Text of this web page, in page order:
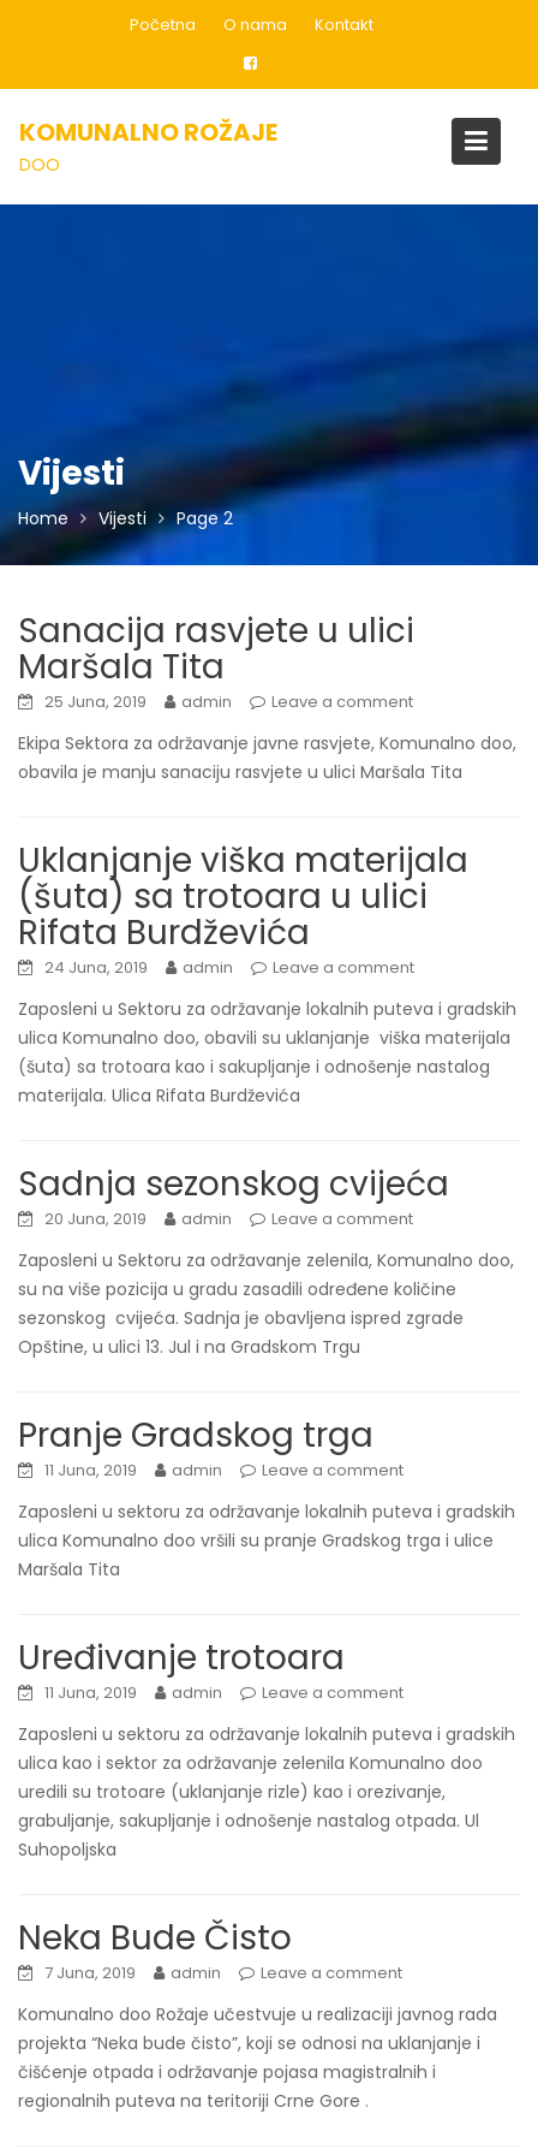
Početna O nama Kontakt
KOMUNALNO ROŽAJE
DOO
Vijesti
Home Vijesti Page 2
Sanacija rasvjete u ulici
Maršala Tita
25 Juna, 2019 admin Leave a comment
Ekipa Sektora za održavanje javne rasvjete, Komunalno doo,
obavila je manju sanaciju rasvjete u ulici Maršala Tita
Uklanjanje viška materijala
(šuta) sa trotoara u ulici
Rifata Burdževića
24 Juna, 2019 admin Leave a comment
Zaposleni u Sektoru za održavanje lokalnih puteva i gradskih
ulica Komunalno doo, obavili su uklanjanje viška materijala
(šuta) sa trotoara kao i sakupljanje i odnošenje nastalog
materijala. Ulica Rifata Burdževića
Sadnja sezonskog cvijeća
20 Juna, 2019 admin Leave a comment
Zaposleni u Sektoru za održavanje zelenila, Komunalno doo,
su na više pozicija u gradu zasadili određene količine
sezonskog cvijeća. Sadnja je obavljena ispred zgrade
Opštine, u ulici 13. Jul i na Gradskom Trgu
Pranje Gradskog trga
11 Juna, 2019 admin Leave a comment
Zaposleni u sektoru za održavanje lokalnih puteva i gradskih
ulica Komunalno doo vršili su pranje Gradskog trga i ulice
Maršala Tita
Uređivanje trotoara
11 Juna, 2019 admin Leave a comment
Zaposleni u sektoru za održavanje lokalnih puteva i gradskih
ulica kao i sektor za održavanje zelenila Komunalno doo
uredili su trotoare (uklanjanje rizle) kao i orezivanje,
grabuljanje, sakupljanje i odnošenje nastalog otpada. Ul
Suhopoljska
Neka Bude Čisto
7 Juna, 2019 admin Leave a comment
Komunalno doo Rožaje učestvuje u realizaciji javnog rada
projekta “Neka bude čisto”, koji se odnosi na uklanjanje i
čišćenje otpada i održavanje pojasa magistralnih i
regionalnih puteva na teritoriji Crne Gore .